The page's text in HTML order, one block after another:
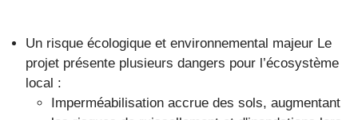
Un risque écologique et environnemental majeur Le
projet présente plusieurs dangers pour l’écosystème
local :
Imperméabilisation accrue des sols, augmentant